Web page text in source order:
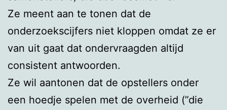
Ze meent aan te tonen dat de
onderzoekscijfers niet kloppen omdat ze er
van uit gaat dat ondervraagden altijd
consistent antwoorden.
Ze wil aantonen dat de opstellers onder
een hoedje spelen met de overheid (”die